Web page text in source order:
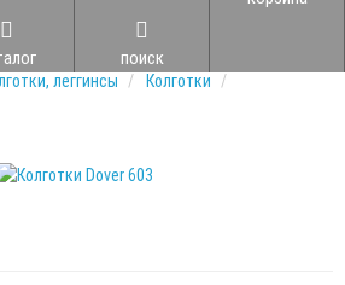
поиск
леггинсы
Колготки